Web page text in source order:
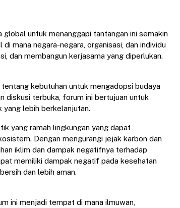
untuk menanggapi tantangan ini semakin
mana negara-negara, organisasi, dan individu
dan membangun kerjasama yang diperlukan.
kebutuhan untuk mengadopsi budaya
diskusi terbuka, forum ini bertujuan untuk
yang lebih berkelanjutan.
yang ramah lingkungan yang dapat
Dengan mengurangi jejak karbon dan
iklim dan dampak negatifnya terhadap
memiliki dampak negatif pada kesehatan
dan lebih aman.
ini menjadi tempat di mana ilmuwan,